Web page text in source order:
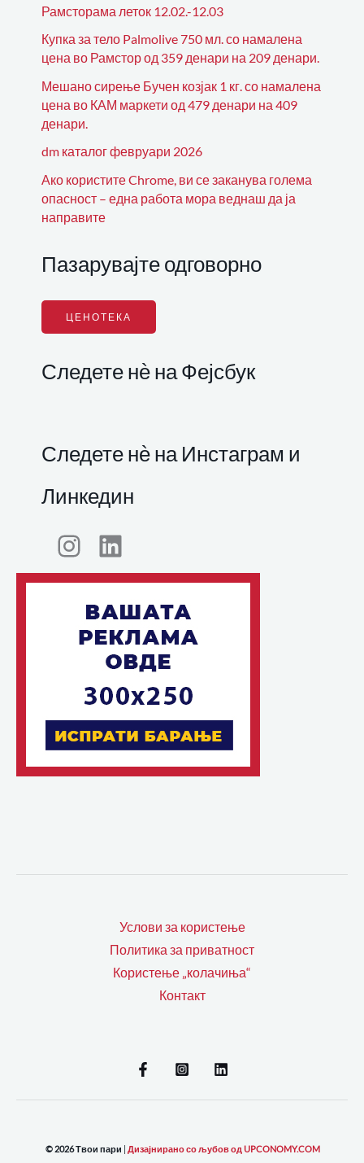
Рамсторама леток 12.02.-12.03
Купка за тело Palmolive 750 мл. со намалена
цена во Рамстор од 359 денари на 209 денари.
Мешано сирење Бучен козјак 1 кг. со намалена
цена во КАМ маркети од 479 денари на 409
денари.
dm каталог февруари 2026
Ако користите Chrome, ви се заканува голема
опасност – една работа мора веднаш да ја
направите
Пазарувајте одговорно
ЦЕНОТЕКА
Следете нѐ на Фејсбук
Следете нѐ на Инстаграм и
Линкедин
Услови за користење
Политика за приватност
Користење „колачиња“
Контакт
© 2026 Твои пари | Дизајнирано со љубов од UPCONOMY.COM